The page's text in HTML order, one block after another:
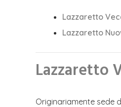
Lazzaretto
Lazzaretto
Lazzaretto
Originariamente sede